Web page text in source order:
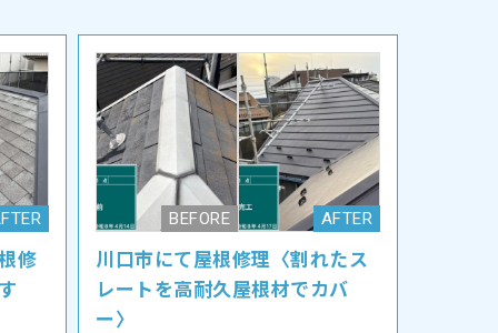
修
川口市にて屋根修理〈割れたス
レートを高耐久屋根材でカバ
ー〉